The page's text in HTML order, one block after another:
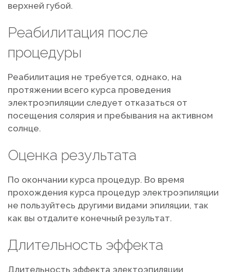
верхней губой.
Реабилитация после
процедуры
Реабилитация не требуется, однако, на
протяжении всего курса проведения
электроэпиляции следует отказаться от
посещения солярия и пребывания на активном
солнце.
Оценка результата
По окончании курса процедур. Во время
прохождения курса процедур электроэпиляции
не пользуйтесь другими видами эпиляции, так
как вы отдалите конечный результат.
Длительность эффекта
Длительность эффекта электоэпиляции